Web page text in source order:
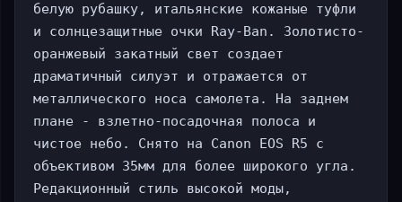
белую рубашку, итальянские кожаные туфли
и солнцезащитные очки Ray-Ban. Золотисто-
оранжевый закатный свет создает
драматичный силуэт и отражается от
металлического носа самолета. На заднем
плане - взлетно-посадочная полоса и
чистое небо. Снято на Canon EOS R5 с
объективом 35мм для более широкого угла.
Редакционный стиль высокой моды,